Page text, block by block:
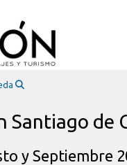
Santiago de
y Septiembre